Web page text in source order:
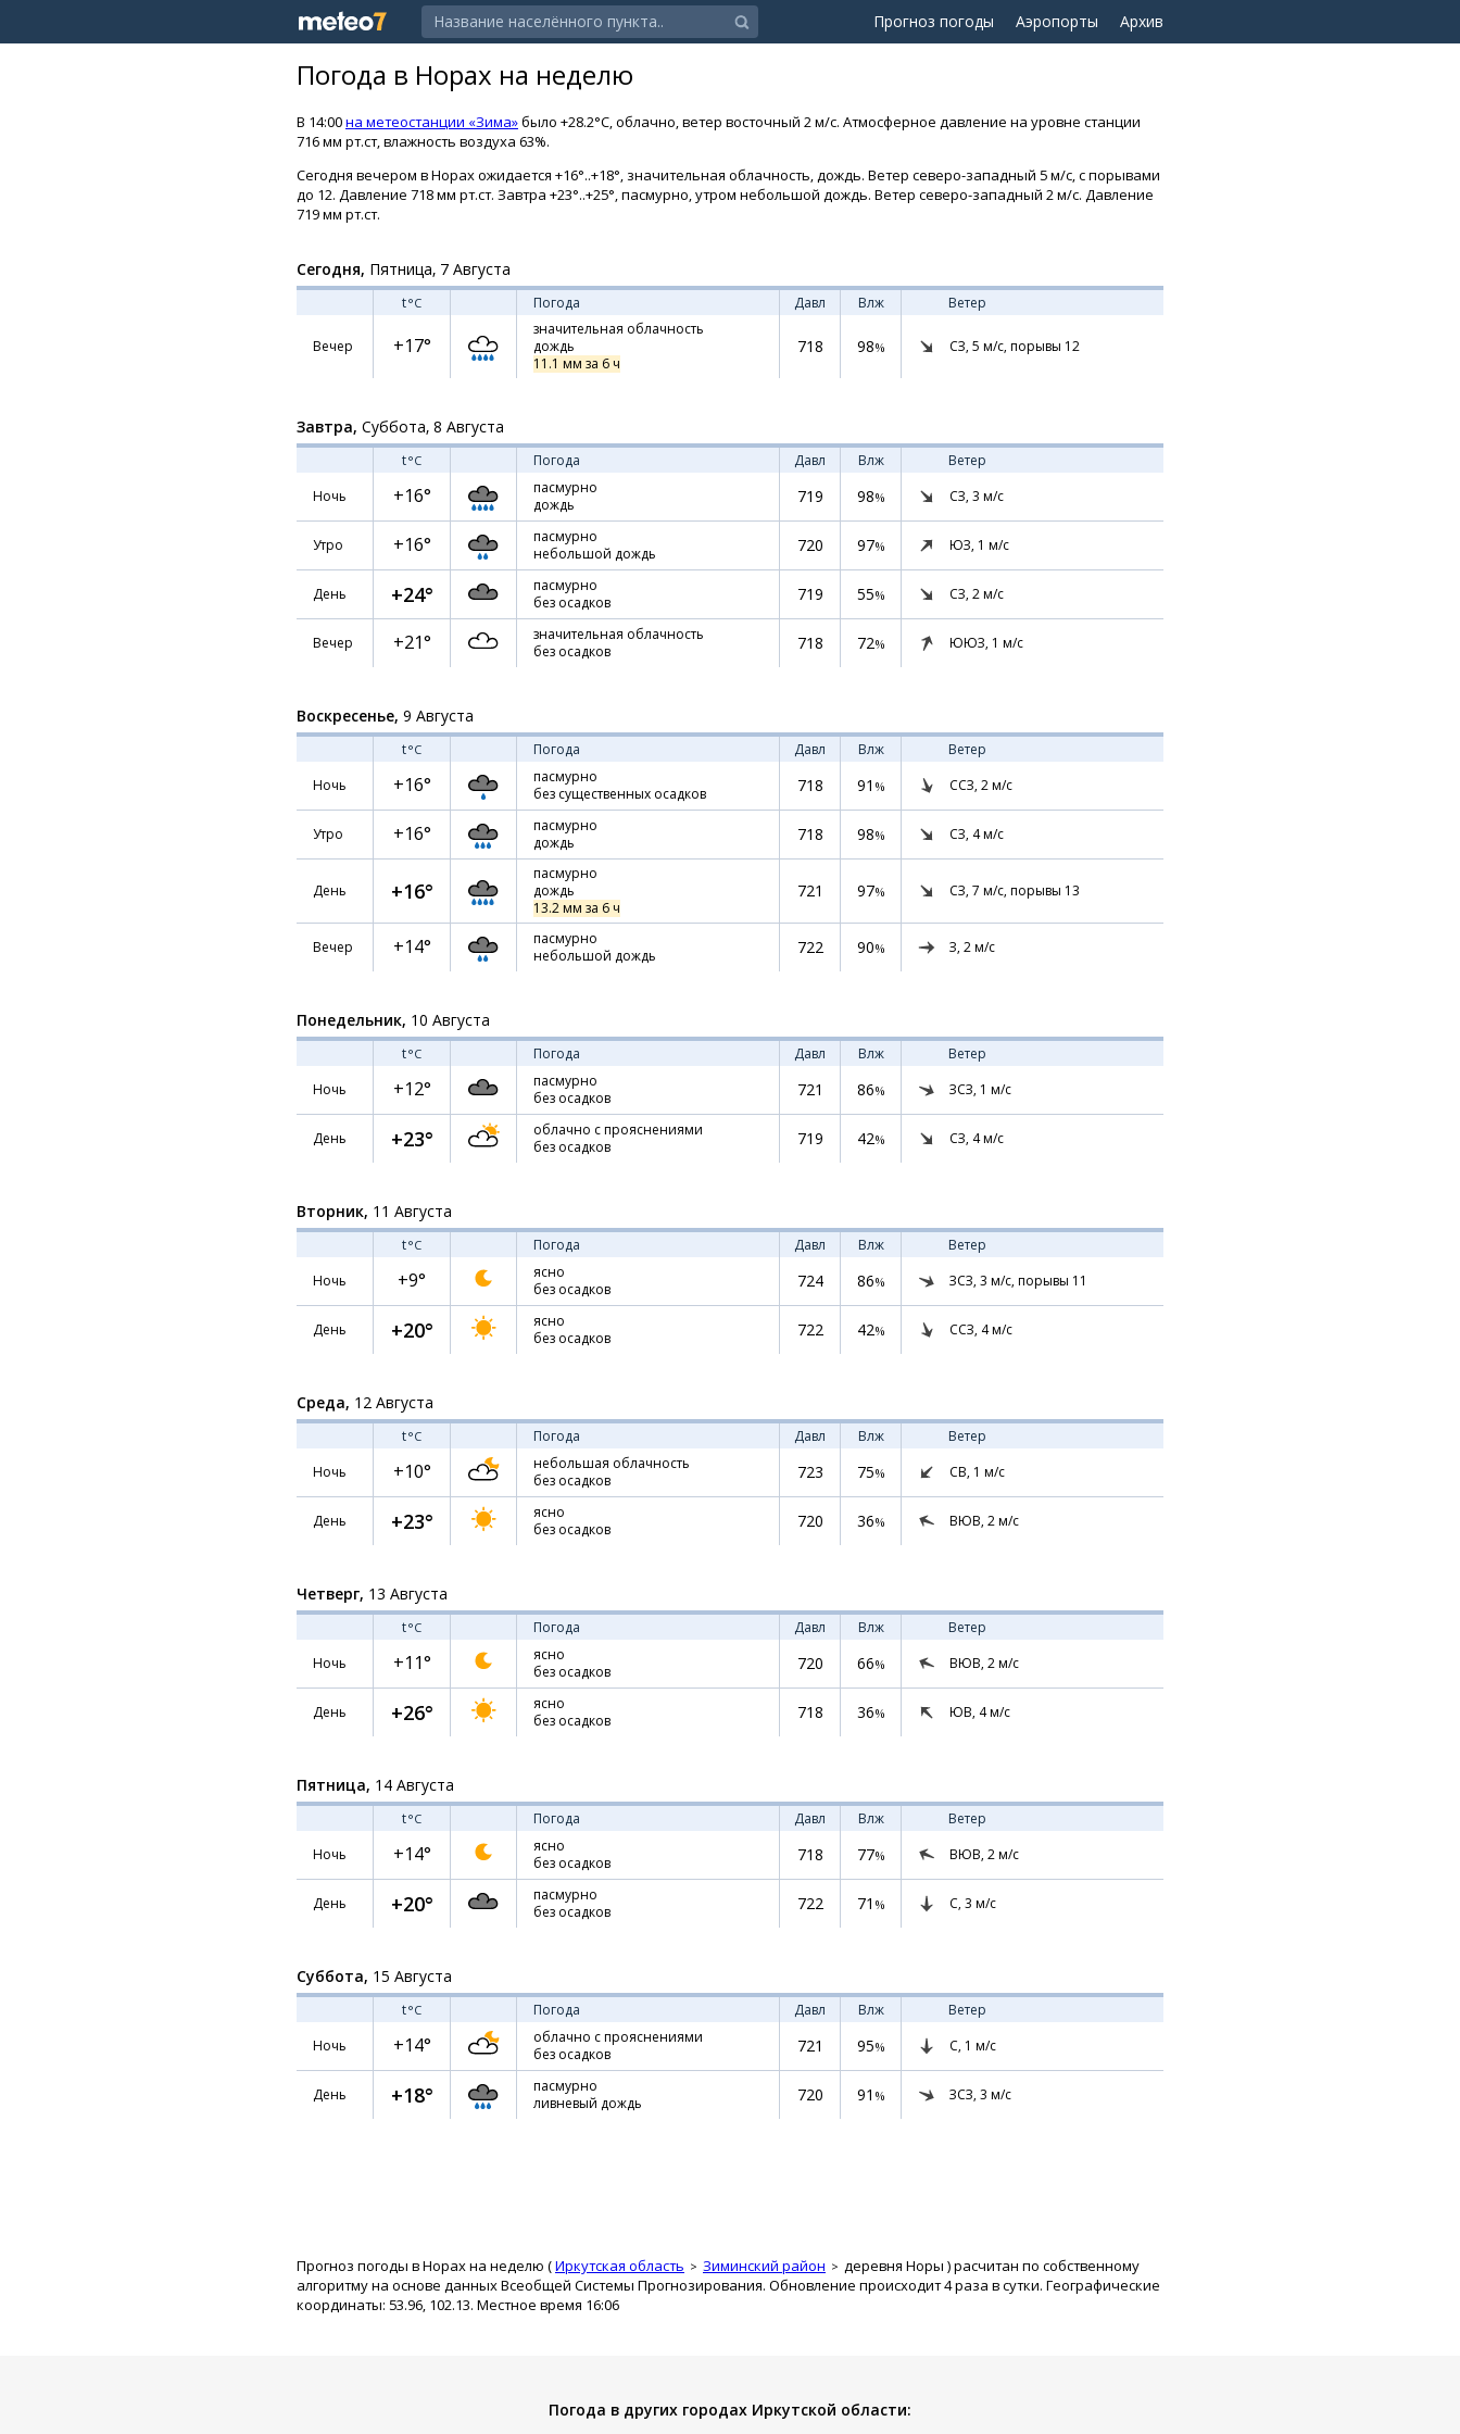
Прогноз погоды Аэропорты Архив
Погода в Норах на неделю
В 14:00на метеостанции «Зима»было +28.2°C, облачно, ветер восточный 2 м/с. Атмосферное давление на уровне станции
716 мм рт.ст, влажность воздуха 63%.
Сегодня вечером в Норах ожидается +16°..+18°, значительная облачность, дождь. Ветер северо-западный 5 м/с, с порывами
до 12. Давление 718 мм рт.ст. Завтра +23°..+25°, пасмурно, утром небольшой дождь. Ветер северо-западный 2 м/с. Давление
719 мм рт.ст.
Сегодня, Пятница, 7 Августа
t°C Погода Давл Влж Ветер
Вечер +17°
значительная облачность
дождь
11.1 мм за 6 ч
718 98% СЗ, 5 м/с, порывы 12
Завтра, Суббота, 8 Августа
t°C Погода Давл Влж
Ветер
Ночь
+16°
пасмурно
дождь
719 98% СЗ, 3 м/с
Утро +16°
пасмурно
небольшой дождь
720 97% ЮЗ, 1 м/с
День +24°
пасмурно
без осадков
719 55% СЗ, 2м/с
Вечер +21°
значительная облачность
без осадков
718 72% ЮЮЗ, 1 м/с
Воскресенье, 9 Августа
t°C Погода Давл Влж
Ветер
Ночь
+16°
пасмурно
без существенных осадков
718 91 % ССЗ, 2м/с
Утро +16°
пасмурно
дождь
718 98% СЗ, 4м/с
День +16°
пасмурно
дождь
13.2 мм за 6 ч
721 97% СЗ, 7 м/с, порывы 13
Вечер +14°
пасмурно
небольшой дождь
722 90% З, 2м/с
Понедельник, 10 Августа
t°C Погода Давл Влж
Ветер
Ночь
+12°
пасмурно
без осадков
721 86% ЗСЗ, 1 м/с
День +23°
облачно с прояснениями
без осадков
719 42% СЗ, 4м/с
Вторник, 11 Августа
t°C Погода Давл Влж
Ветер
Ночь
+9°
ясно
без осадков
724 86% ЗСЗ, 3 м/с, порывы 11
День +20°
ясно
без осадков
722 42% ССЗ, 4м/с
Среда, 12 Августа
t°C Погода Давл Влж
Ветер
Ночь
+10°
небольшая облачность
без осадков
723 75% СВ, 1 м/с
День +23°
ясно
без осадков
720 36% ВЮВ, 2м/с
Четверг, 13 Августа
t°C Погода Давл Влж
Ветер
Ночь
+11°
ясно
без осадков
720 66% ВЮВ, 2м/с
День +26°
ясно
без осадков
718 36% ЮВ, 4м/с
Пятница, 14 Августа
t°C Погода Давл Влж
Ветер
Ночь
+14°
ясно
без осадков
718 77% ВЮВ, 2м/с
День +20°
пасмурно
без осадков
722 71 % С, 3 м/с
Суббота, 15 Августа
t°C Погода Давл Влж
Ветер
Ночь
+14°
облачно с прояснениями
без осадков
721 95% С, 1 м/с
День +18°
пасмурно
ливневый дождь
720 91 % ЗСЗ, 3 м/с
Прогноз погоды в Норах на неделю (Иркутская область Зиминский район деревня Норы ) расчитан по собственному
алгоритму на основе данных Всеобщей Системы Прогнозирования. Обновление происходит 4 раза в сутки. Географические
координаты: 53.96, 102.13. Местное время 16:06
Погода в других городах Иркутской области: